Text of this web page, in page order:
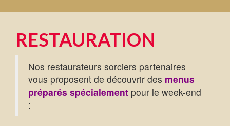
RESTAURATION
Nos restaurateurs sorciers partenaires
vous proposent de découvrir des menus
préparés spécialement pour le week-end
: